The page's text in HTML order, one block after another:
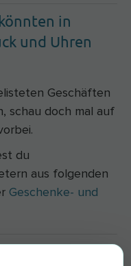
in
und Uhren
Geschäften
schau doch mal auf
du
aus folgenden
Geschenke- und
Kauf von